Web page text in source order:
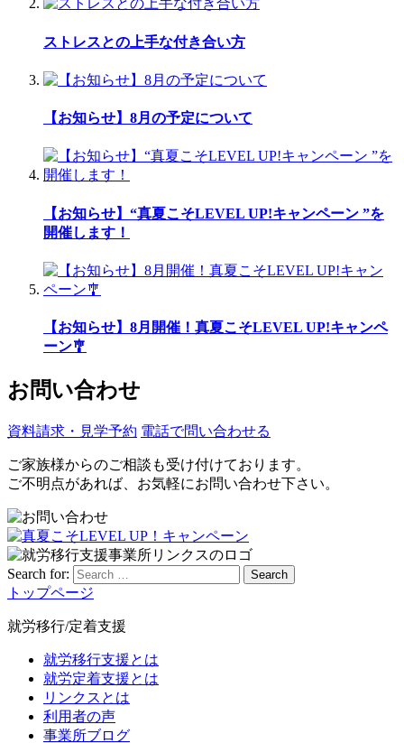
ストレスとの上手な付き合い方
【お知らせ】8月の予定について
【お知らせ】“真夏こそLEVEL UP!キャンペーン ”を
開催します！
【お知らせ】8月開催！真夏こそLEVEL UP!キャンペ
ーン🎐
お問い合わせ
資料請求・見学予約 電話で問い合わせる
ご家族様からのご相談も受け付けております。
ご不明点があれば、お気軽にお問い合わせ下さい。
Search for: Search
トップページ
就労移行/定着支援
就労移行支援とは
就労定着支援とは
リンクスとは
利用者の声
事業所ブログ